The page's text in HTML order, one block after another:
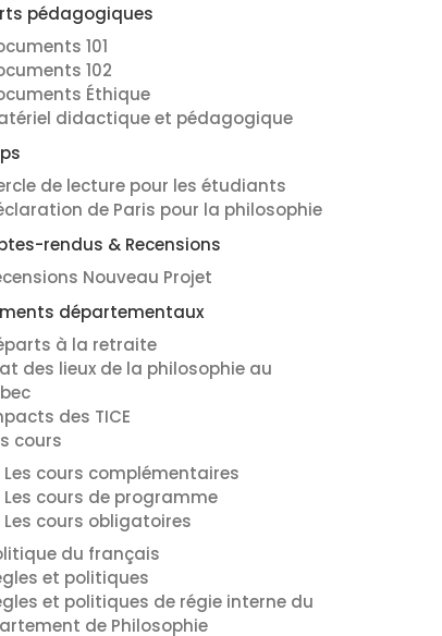
pédagogiques
101
102
Éthique
didactique et pédagogique
de lecture pour les étudiants
de Paris pour la philosophie
rendus & Recensions
Nouveau Projet
départementaux
à la retraite
des lieux de la philosophie au
des TICE
cours
Les cours complémentaires
Les cours de programme
Les cours obligatoires
du français
et politiques
et politiques de régie interne du
de Philosophie